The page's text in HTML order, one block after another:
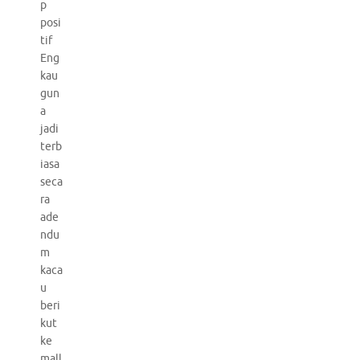
p
posi
tif
Eng
kau
gun
a
jadi
terb
iasa
seca
ra
ade
ndu
m
kaca
u
beri
kut
ke